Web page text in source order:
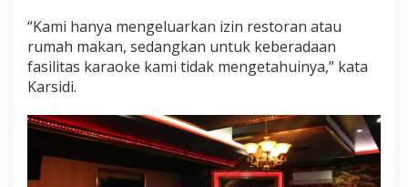
“Kami hanya mengeluarkan izin restoran atau
rumah makan, sedangkan untuk keberadaan
fasilitas karaoke kami tidak mengetahuinya,” kata
Karsidi.